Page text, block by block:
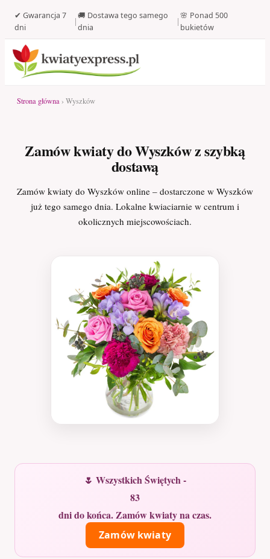
✔ Gwarancja 7
dni
|
🚚 Dostawa tego samego
dnia
|
🌸 Ponad 500
bukietów
Strona główna › Wyszków
Zamów kwiaty do Wyszków z szybką
dostawą
Zamów kwiaty do Wyszków online – dostarczone w Wyszków
już tego samego dnia. Lokalne kwiaciarnie w centrum i
okolicznych miejscowościach.
🌷 Wszystkich Świętych -
83
dni do końca. Zamów kwiaty na czas.
Zamów kwiaty